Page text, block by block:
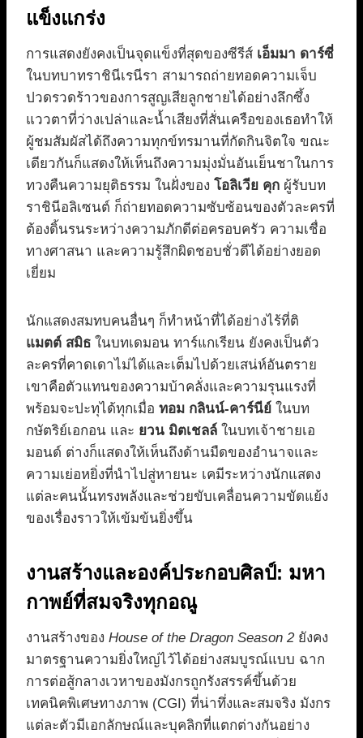
แข็งแกร่ง
การแสดงยังคงเป็นจุดแข็งที่สุดของซีรีส์ เอ็มมา ดาร์ซี่
ในบทบาทราชินีเรนีรา สามารถถ่ายทอดความเจ็บ
ปวดรวดร้าวของการสูญเสียลูกชายได้อย่างลึกซึ้ง
แววตาที่ว่างเปล่าและน้ำเสียงที่สั่นเครือของเธอทำให้
ผู้ชมสัมผัสได้ถึงความทุกข์ทรมานที่กัดกินจิตใจ ขณะ
เดียวกันก็แสดงให้เห็นถึงความมุ่งมั่นอันเย็นชาในการ
ทวงคืนความยุติธรรม ในฝั่งของ โอลิเวีย คุก ผู้รับบท
ราชินีอลิเซนต์ ก็ถ่ายทอดความซับซ้อนของตัวละครที่
ต้องดิ้นรนระหว่างความภักดีต่อครอบครัว ความเชื่อ
ทางศาสนา และความรู้สึกผิดชอบชั่วดีได้อย่างยอด
เยี่ยม
นักแสดงสมทบคนอื่นๆ ก็ทำหน้าที่ได้อย่างไร้ที่ติ
แมตต์ สมิธ ในบทเดมอน ทาร์แกเรียน ยังคงเป็นตัว
ละครที่คาดเดาไม่ได้และเต็มไปด้วยเสน่ห์อันตราย
เขาคือตัวแทนของความบ้าคลั่งและความรุนแรงที่
พร้อมจะปะทุได้ทุกเมื่อ ทอม กลินน์-คาร์นีย์ ในบท
กษัตริย์เอกอน และ ยวน มิตเชลล์ ในบทเจ้าชายเอ
มอนด์ ต่างก็แสดงให้เห็นถึงด้านมืดของอำนาจและ
ความเย่อหยิ่งที่นำไปสู่หายนะ เคมีระหว่างนักแสดง
แต่ละคนนั้นทรงพลังและช่วยขับเคลื่อนความขัดแย้ง
ของเรื่องราวให้เข้มข้นยิ่งขึ้น
งานสร้างและองค์ประกอบศิลป์: มหา
กาพย์ที่สมจริงทุกอณู
งานสร้างของ House of the Dragon Season 2ยังคง
มาตรฐานความยิ่งใหญ่ไว้ได้อย่างสมบูรณ์แบบ ฉาก
การต่อสู้กลางเวหาของมังกรถูกรังสรรค์ขึ้นด้วย
เทคนิคพิเศษทางภาพ (CGI) ที่น่าทึ่งและสมจริง มังกร
แต่ละตัวมีเอกลักษณ์และบุคลิกที่แตกต่างกันอย่าง